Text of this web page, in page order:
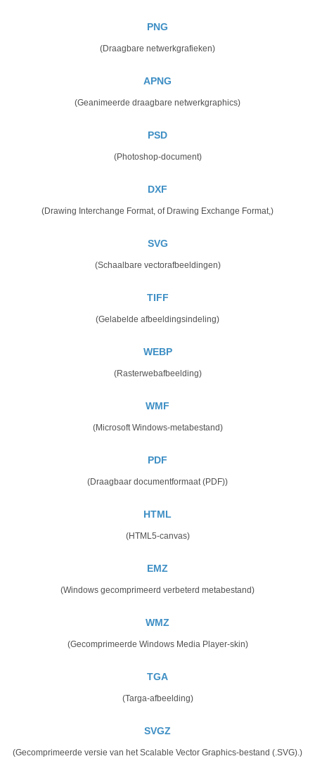
PNG
(Draagbare netwerkgrafieken)
APNG
(Geanimeerde draagbare netwerkgraphics)
PSD
(Photoshop-document)
DXF
(Drawing Interchange Format, of Drawing Exchange Format,)
SVG
(Schaalbare vectorafbeeldingen)
TIFF
(Gelabelde afbeeldingsindeling)
WEBP
(Rasterwebafbeelding)
WMF
(Microsoft Windows-metabestand)
PDF
(Draagbaar documentformaat (PDF))
HTML
(HTML5-canvas)
EMZ
(Windows gecomprimeerd verbeterd metabestand)
WMZ
(Gecomprimeerde Windows Media Player-skin)
TGA
(Targa-afbeelding)
SVGZ
(Gecomprimeerde versie van het Scalable Vector Graphics-bestand (.SVG).)